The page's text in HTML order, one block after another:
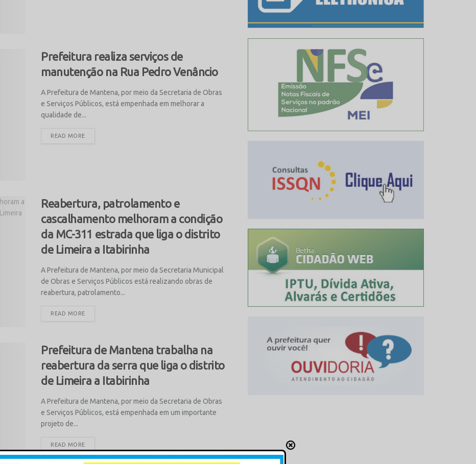
Prefeitura realiza serviços de
manutenção na Rua Pedro Venâncio
A Prefeitura de Mantena, por meio da Secretaria de Obras
e Serviços Públicos, está empenhada em melhorar a
qualidade de...
READ MORE
Reabertura, patrolamento e
cascalhamento melhoram a condição
da MC-311 estrada que liga o distrito
de Limeira a Itabirinha
A Prefeitura de Mantena, por meio da Secretaria Municipal
de Obras e Serviços Públicos está realizando obras de
reabertura, patrolamento...
READ MORE
Prefeitura de Mantena trabalha na
reabertura da serra que liga o distrito
de Limeira a Itabirinha
A Prefeitura de Mantena, por meio da Secretaria de Obras
e Serviços Públicos, está empenhada em um importante
projeto de...
READ MORE